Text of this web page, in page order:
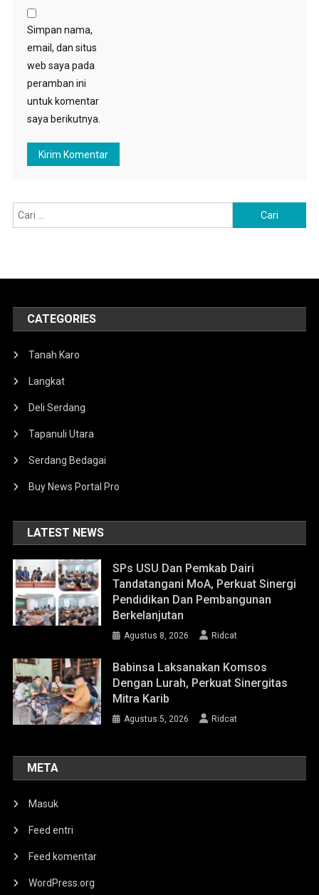
Simpan nama,
email, dan situs
web saya pada
peramban ini
untuk komentar
saya berikutnya.
untuk:
CATEGORIES
Tanah Karo
Langkat
Deli Serdang
Tapanuli Utara
Serdang Bedagai
Buy News Portal Pro
LATEST NEWS
SPs USU Dan Pemkab Dairi
Tandatangani MoA, Perkuat Sinergi
Pendidikan Dan Pembangunan
Berkelanjutan
Agustus 8, 2026 Ridcat
Babinsa Laksanakan Komsos
Dengan Lurah, Perkuat Sinergitas
Mitra Karib
Agustus 5, 2026 Ridcat
META
Masuk
Feed entri
Feed komentar
WordPress.org